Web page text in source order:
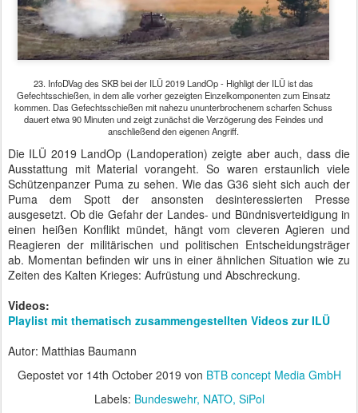
23. InfoDVag des SKB bei der ILÜ 2019 LandOp - Highligt der ILÜ ist das
Gefechtsschießen, in dem alle vorher gezeigten Einzelkomponenten zum Einsatz
kommen. Das Gefechtsschießen mit nahezu ununterbrochenem scharfen Schuss
dauert etwa 90 Minuten und zeigt zunächst die Verzögerung des Feindes und
anschließend den eigenen Angriff.
Die ILÜ 2019 LandOp (Landoperation) zeigte aber auch, dass die
Ausstattung mit Material vorangeht. So waren erstaunlich viele
Schützenpanzer Puma zu sehen. Wie das G36 sieht sich auch der
Puma dem Spott der ansonsten desinteressierten Presse
ausgesetzt. Ob die Gefahr der Landes- und Bündnisverteidigung in
einen heißen Konflikt mündet, hängt vom cleveren Agieren und
Reagieren der militärischen und politischen Entscheidungsträger
ab. Momentan befinden wir uns in einer ähnlichen Situation wie zu
Zeiten des Kalten Krieges: Aufrüstung und Abschreckung.
Videos:
Playlist mit thematisch zusammengestellten Videos zur ILÜ
Autor: Matthias Baumann
Gepostet vor 14th October 2019 von BTB concept Media GmbH
Labels: Bundeswehr NATO SiPol